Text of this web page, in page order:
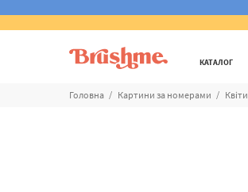
КАТАЛОГ
Головна Картини за номерами Квіти